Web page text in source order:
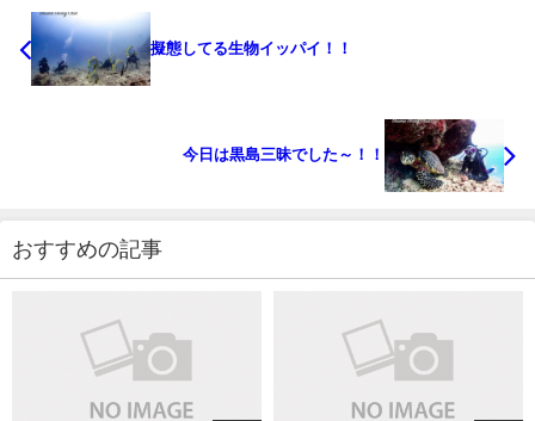
擬態してる生物イッパイ！！
今日は黒島三昧でした～！！
おすすめの記事